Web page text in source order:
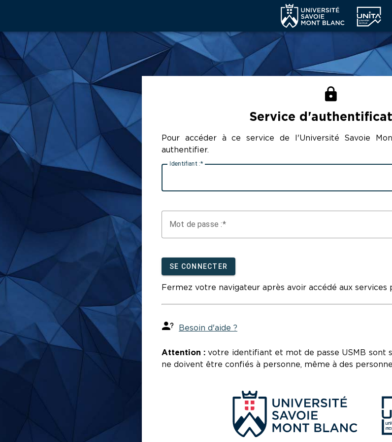
CAS - SERVICE
Service
Pour accéder à ce service de l'Université Savoie
authentifier.
Identifiant :
Mot de passe :
SE CONNECTER
Fermez votre navigateur après avoir accédé aux services
Besoin d'aide ?
Attention : votre identifiant et mot de passe USMB sont
ne doivent être confiés à personne, même à des